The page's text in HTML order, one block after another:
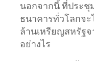
นอกจากนี้ ที่ประชุ
ธนาคารทั่วโลกจ
ล้านเหรียญสหรัฐจ
อย่างไร